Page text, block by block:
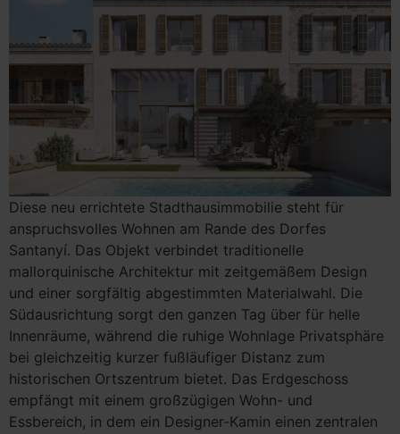
Diese neu errichtete Stadthausimmobilie steht für
anspruchsvolles Wohnen am Rande des Dorfes
Santanyí. Das Objekt verbindet traditionelle
mallorquinische Architektur mit zeitgemäßem Design
und einer sorgfältig abgestimmten Materialwahl. Die
Südausrichtung sorgt den ganzen Tag über für helle
Innenräume, während die ruhige Wohnlage Privatsphäre
bei gleichzeitig kurzer fußläufiger Distanz zum
historischen Ortszentrum bietet. Das Erdgeschoss
empfängt mit einem großzügigen Wohn- und
Essbereich, in dem ein Designer-Kamin einen zentralen